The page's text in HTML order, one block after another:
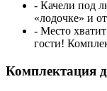
- Качели под
«лодочке» и
- Место
гости!
Комплектация